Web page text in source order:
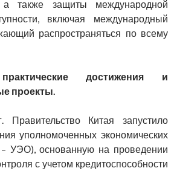
также защиты международной
включая международный
распространяться по всему
достижения и
проекты.
Китая запустило
уполномоченных экономических
УЭО), основанную на проведении
с учетом кредитоспособности